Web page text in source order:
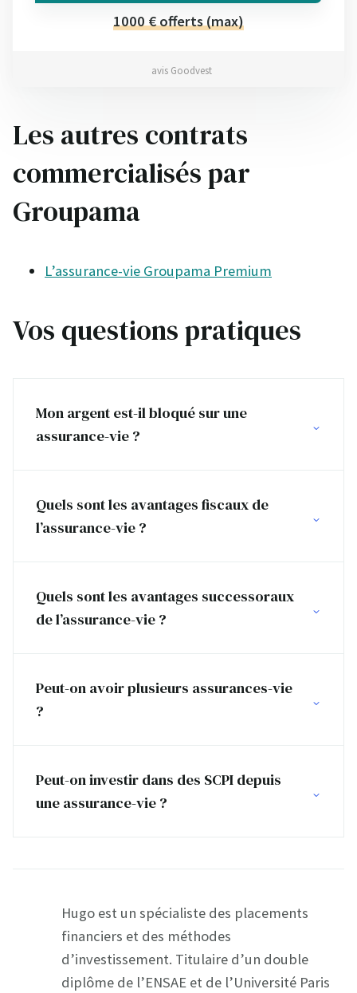
1000 € offerts (max)
avis Goodvest
Les autres contrats
commercialisés par
Groupama
L’assurance-vie Groupama Premium
Vos questions pratiques
Mon argent est-il bloqué sur une
assurance-vie ?
Quels sont les avantages fiscaux de
l’assurance-vie ?
Quels sont les avantages successoraux
de l’assurance-vie ?
Peut-on avoir plusieurs assurances-vie
?
Peut-on investir dans des SCPI depuis
une assurance-vie ?
Hugo est un spécialiste des placements
financiers et des méthodes
d’investissement. Titulaire d’un double
diplôme de l’ENSAE et de l’Université Paris